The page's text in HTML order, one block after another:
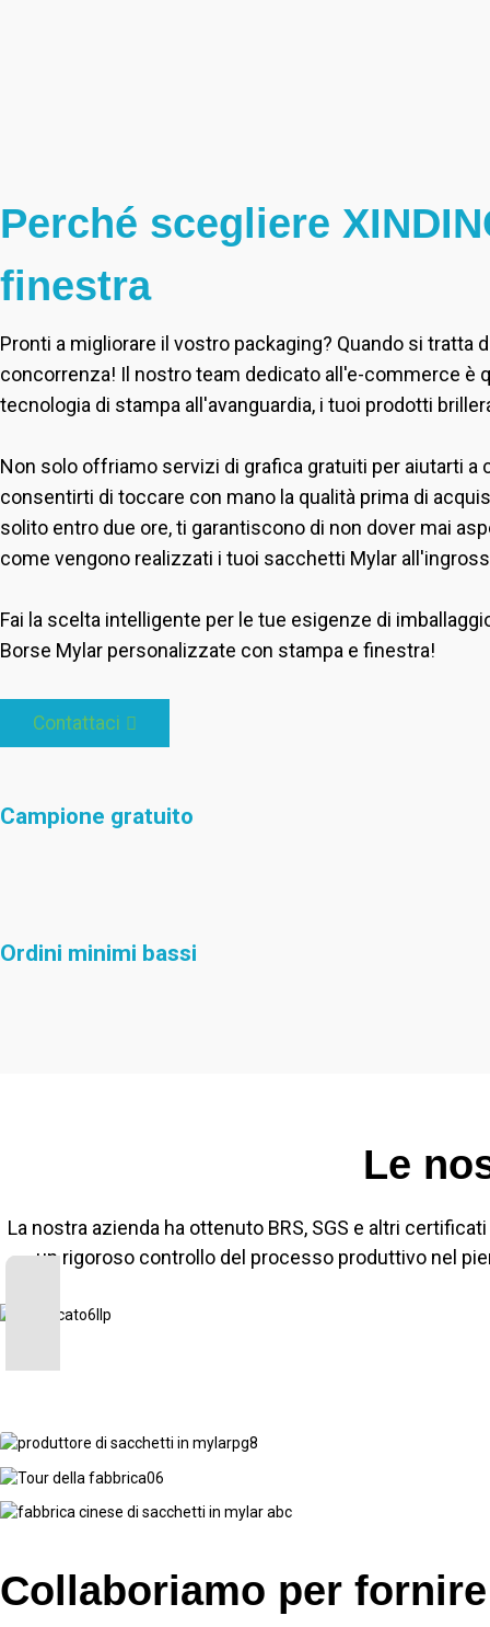
Perché scegliere
finestra
Pronti a migliorare il vostro packaging? Quando si tratta
concorrenza! Il nostro team dedicato all'e-commerce è
tecnologia di stampa all'avanguardia, i tuoi prodotti
Non solo offriamo servizi di grafica gratuiti per aiutarti
consentirti di toccare con mano la qualità prima di
solito entro due ore, ti garantiscono di non dover mai
come vengono realizzati i tuoi sacchetti Mylar
Fai la scelta intelligente per le tue esigenze di
Borse Mylar personalizzate con stampa e finestra!
Contattaci
Campione gratuito
Ordini minimi bassi
Le
La nostra azienda ha ottenuto BRS, SGS e altri
un rigoroso controllo del processo produttivo nel
Collaboriamo per